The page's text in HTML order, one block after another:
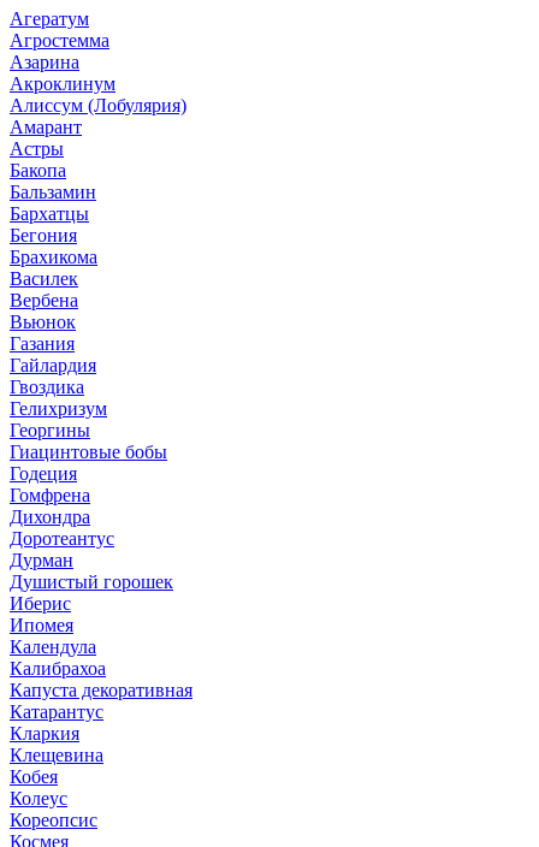
Агератум
Агростемма
Азарина
Акроклинум
Алиссум (Лобулярия)
Амарант
Астры
Бакопа
Бальзамин
Бархатцы
Бегония
Брахикома
Василек
Вербена
Вьюнок
Газания
Гайлардия
Гвоздика
Гелихризум
Георгины
Гиацинтовые бобы
Годеция
Гомфрена
Дихондра
Доротеантус
Дурман
Душистый горошек
Иберис
Ипомея
Календула
Калибрахоа
Капуста декоративная
Катарантус
Кларкия
Клещевина
Кобея
Колеус
Кореопсис
Космея